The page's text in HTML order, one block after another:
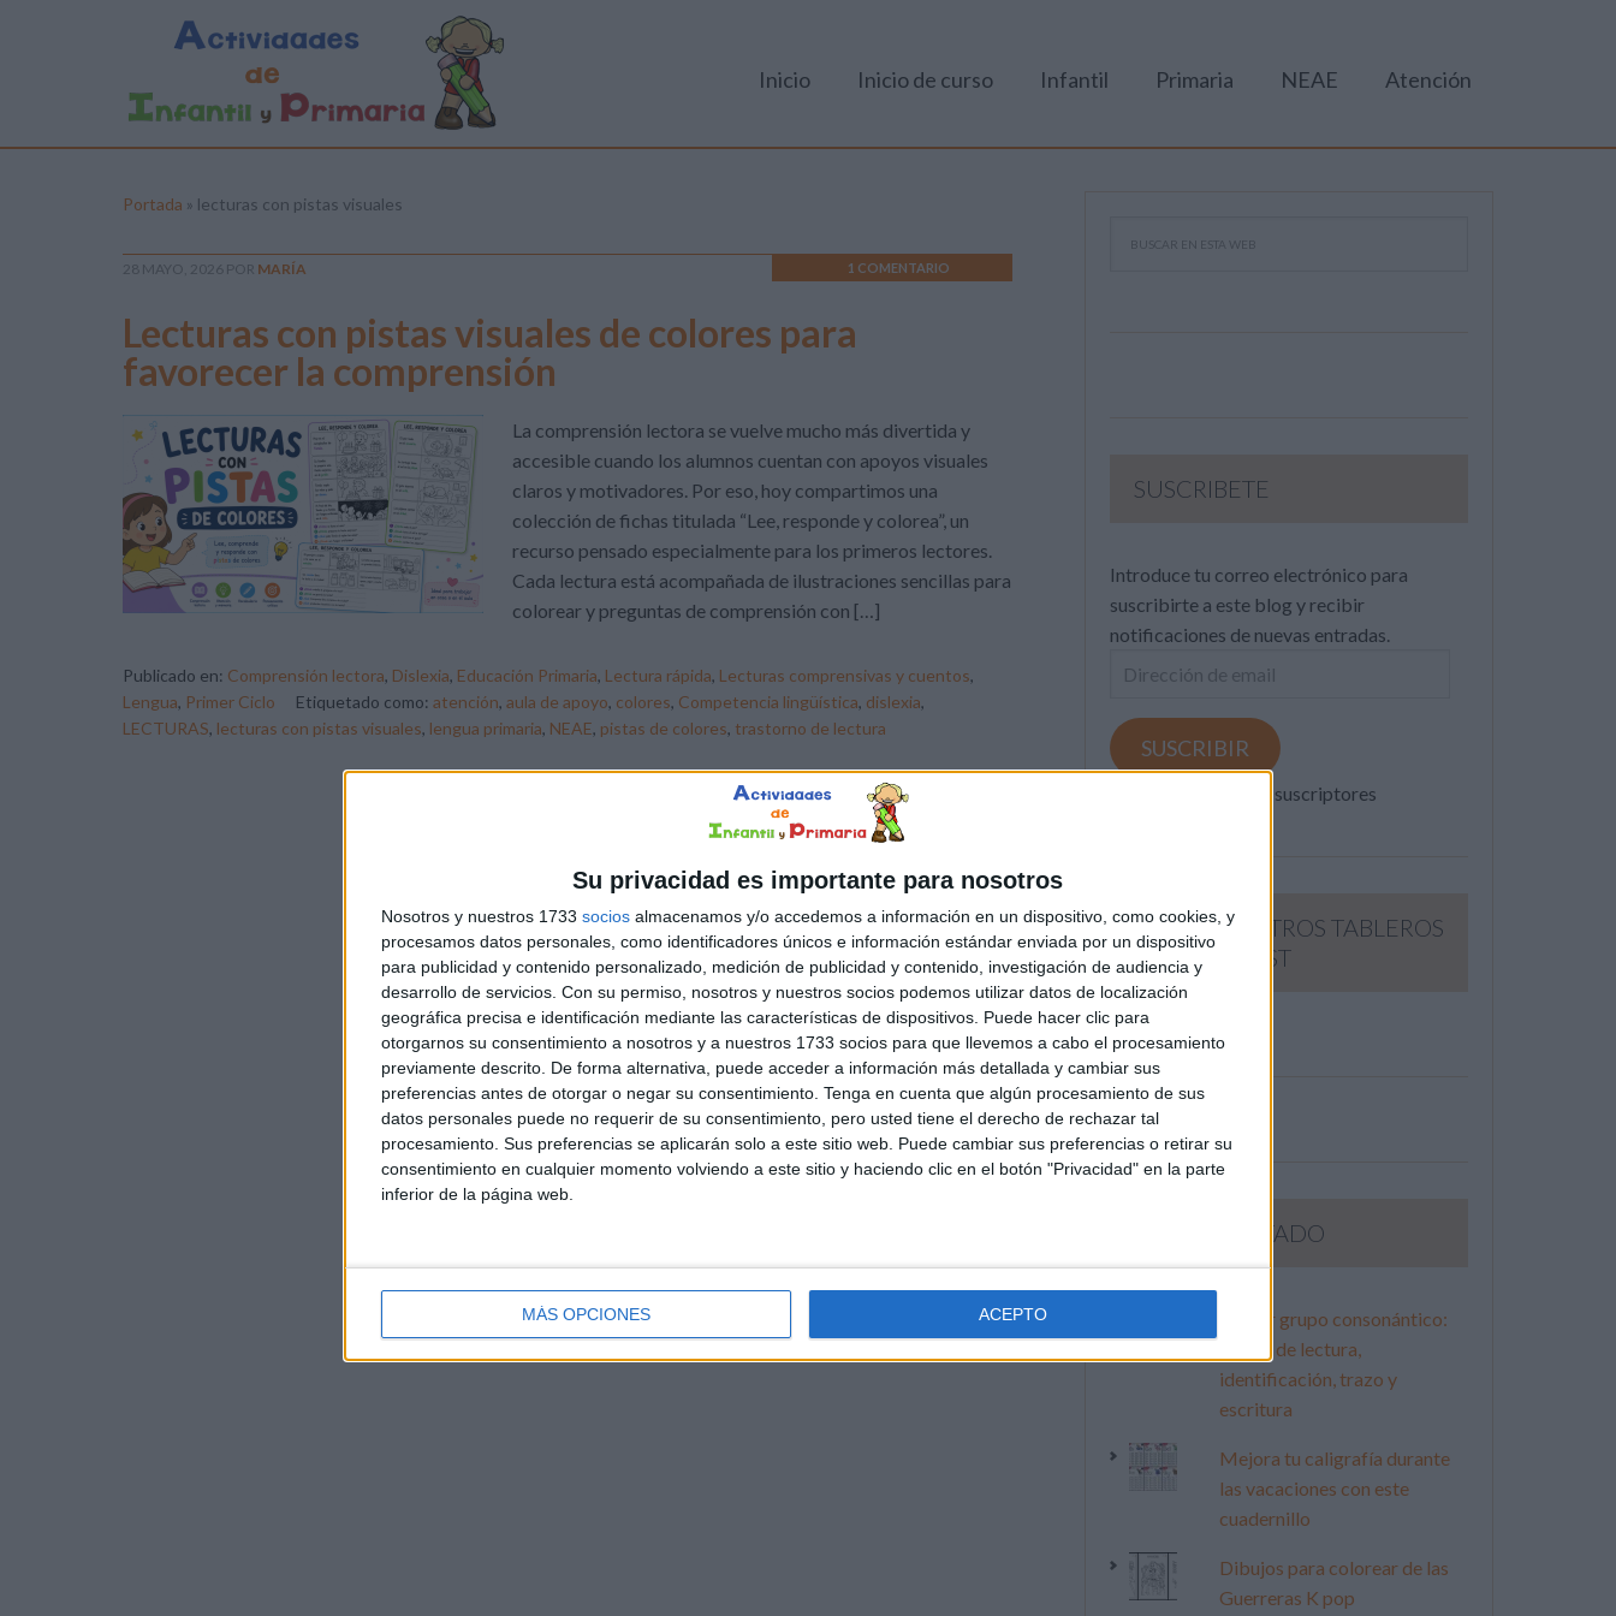
Su privacidad es importante para nosotros
Nosotros y nuestros 1733 socios almacenamos y/o accedemos a información en un dispositivo, como cookies, y
procesamos datos personales, como identificadores únicos e información estándar enviada por un dispositivo
para publicidad y contenido personalizado, medición de publicidad y contenido, investigación de audiencia y
desarrollo de servicios. Con su permiso, nosotros y nuestros socios podemos utilizar datos de localización
geográfica precisa e identificación mediante las características de dispositivos. Puede hacer clic para
otorgarnos su consentimiento a nosotros y a nuestros 1733 socios para que llevemos a cabo el procesamiento
previamente descrito. De forma alternativa, puede acceder a información más detallada y cambiar sus
preferencias antes de otorgar o negar su consentimiento. Tenga en cuenta que algún procesamiento de sus
datos personales puede no requerir de su consentimiento, pero usted tiene el derecho de rechazar tal
procesamiento. Sus preferencias se aplicarán solo a este sitio web. Puede cambiar sus preferencias o retirar su
consentimiento en cualquier momento volviendo a este sitio y haciendo clic en el botón "Privacidad" en la parte
inferior de la página web.
MÁS OPCIONES ACEPTO
Inicio Inicio de curso Infantil Primaria NEAE Atención
Portada » lecturas con pistas visuales
28 MAYO, 2026 POR MARÍA 1 COMENTARIO
Lecturas con pistas visuales de colores para
favorecer la comprensión
La comprensión lectora se vuelve mucho más divertida y
accesible cuando los alumnos cuentan con apoyos visuales
claros y motivadores. Por eso, hoy compartimos una
colección de fichas titulada “Lee, responde y colorea”, un
recurso pensado especialmente para los primeros lectores.
Cada lectura está acompañada de ilustraciones sencillas para
colorear y preguntas de comprensión con […]
Publicado en: Comprensión lectora, Dislexia, Educación Primaria, Lectura rápida, Lecturas comprensivas y cuentos,
Lengua, Primer Ciclo Etiquetado como: atención, aula de apoyo, colores, Competencia lingüística, dislexia,
LECTURAS, lecturas con pistas visuales, lengua primaria, NEAE, pistas de colores, trastorno de lectura
SUSCRIBETE
Introduce tu correo electrónico para
suscribirte a este blog y recibir
notificaciones de nuevas entradas.
Dirección
email
SUSCRIBIR
Únete a otros 371K suscriptores
SIGUE NUESTROS TABLEROS
EN PINTEREST
LO MÁS VISITADO
Primer grupo consonántico:
Fichas de lectura,
identificación, trazo y
escritura
Mejora tu caligrafía durante
las vacaciones con este
cuadernillo
Dibujos para colorear de las
Guerreras K pop